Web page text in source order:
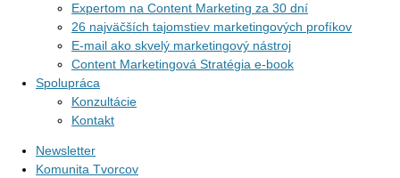
Expertom na Content Marketing za 30 dní
26 najväčších tajomstiev marketingových profíkov
E-mail ako skvelý marketingový nástroj
Content Marketingová Stratégia e-book
Spolupráca
Konzultácie
Kontakt
Newsletter
Komunita Tvorcov